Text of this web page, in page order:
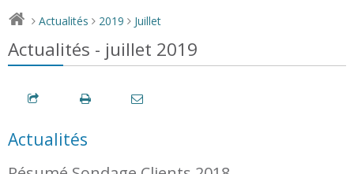
> Actualités > 2019 > Juillet
Actualités - juillet 2019
Actualités